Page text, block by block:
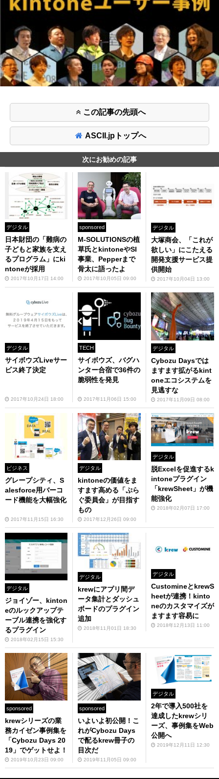
この記事の先頭へ
ASCII.jpトップへ
次にお勧めの記事
デジタル
日本財団の「難病の
子どもと家族を支え
るプログラム」にki
ntoneが採用
2017年10月17日 14:00
sponsored
M-SOLUTIONSの植
草氏とkintoneやSI
事業、Pepperまで
骨太に語ったよ
2017年10月05日 09:00
デジタル
大塚商会、「これが
欲しい」にこたえる
開発支援サービス提
供開始
2017年10月04日 13:00
デジタル
サイボウズLiveサー
ビス終了決定
2017年10月24日 18:00
TECH
サイボウズ、バグハ
ンター合宿で36件の
脆弱性を発見
2017年11月06日 15:00
デジタル
Cybozu Daysでは
ますます拡がるkint
oneエコシステムを
見逃すな
2017年11月09日 08:00
ビジネス
グレープシティ、S
alesforce用バーコ
ード機能を大幅強化
2017年11月15日 16:30
デジタル
kintoneの価値をま
すます高める「ぷら
ぐ委員会」が目指す
もの
2017年12月26日 09:00
デジタル
脱Excelを促進するk
intoneプラグイン
「krewSheet」が機
能強化
2018年02月07日 17:00
デジタル
ジョイゾー、kinton
eのルックアップテ
ーブル連携を強化す
るプラグイン
2018年02月15日 15:30
デジタル
krewにアプリ間デ
ータ集計とダッシュ
ボードのプラグイン
追加
2018年11月01日 18:30
デジタル
CustomineとkrewS
heetが連携！kinto
neのカスタマイズが
ますます容易に
2018年12月13日 11:00
sponsored
krewシリーズの業
務カイゼン事例集を
「Cybozu Days 20
19」でゲットせよ！
2019年10月23日 09:00
sponsored
いよいよ初公開！こ
れがCybozu Days
で配るkrew冊子の
目次だ
2019年11月05日 09:00
デジタル
2年で導入500社を
達成したkrewシリ
ーズ、事例集をWeb
公開へ
2019年12月11日 12:30